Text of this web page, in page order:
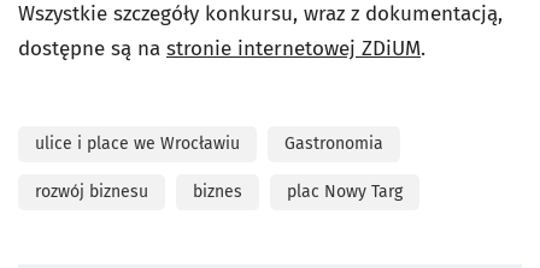
Wszystkie szczegóły konkursu, wraz z dokumentacją,
dostępne są na stronie internetowej ZDiUM.
ulice i place we Wrocławiu Gastronomia
rozwój biznesu biznes plac Nowy Targ